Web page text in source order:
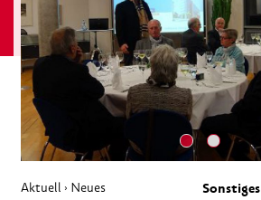
Aktuell › Neues Sonstiges